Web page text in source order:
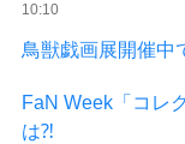
10:10
鳥獣戯画展開催中
FaN Week「コレ
は⁈